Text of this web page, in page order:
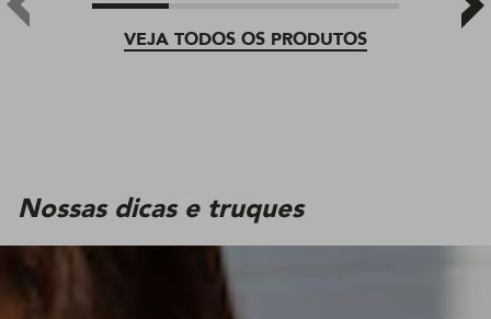
VEJA TODOS OS PRODUTOS
Nossas dicas e truques